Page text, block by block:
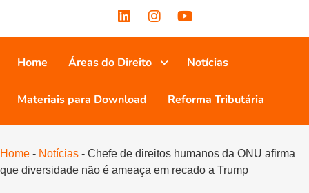
Home Áreas do Direito Notícias
Materiais para Download Reforma Tributária
Home - Notícias - Chefe de direitos humanos da ONU afirma
que diversidade não é ameaça em recado a Trump